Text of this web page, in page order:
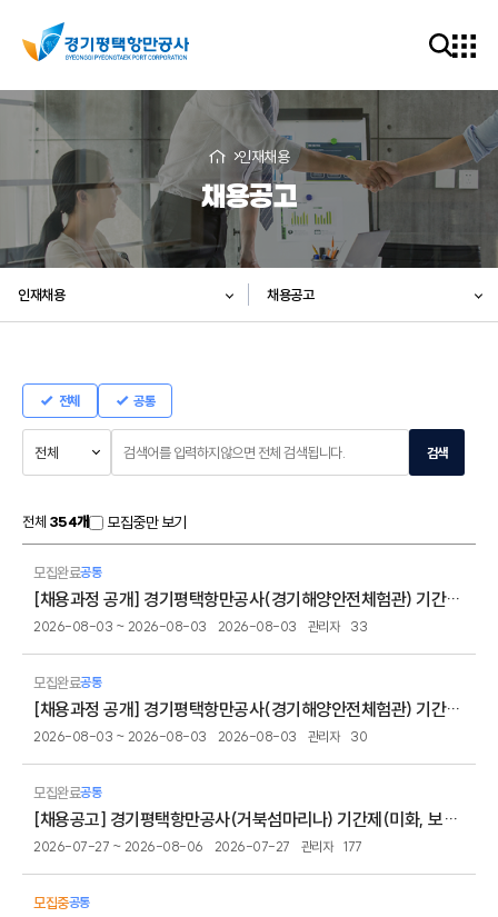
인재채용
채용공고
인재채용 채용공고
전체 공통
전체 354개 모집중만 보기
색
색
검색
모집완료공통
[채용과정 공개] 경기평택항만공사(경기해양안전체험관) 기간제(시설관리) 직원 채용과정 공개
2026-08-03 ~ 2026-08-03 2026-08-03 관리자 33
모집완료공통
[채용과정 공개] 경기평택항만공사(경기해양안전체험관) 기간제(육아휴직 대체) 직원 채용과정 공개
2026-08-03 ~ 2026-08-03 2026-08-03 관리자 30
모집완료공통
[채용공고] 경기평택항만공사(거북섬마리나) 기간제(미화, 보안) 직원 채용공고
2026-07-27 ~ 2026-08-06 2026-07-27 관리자 177
모집중공통